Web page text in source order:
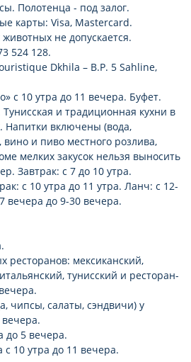
Полотенца - под залог.
карты: Visa, Mastercard.
не допускается.
524 128.
Dkhila – B.P. 5 Sahline,
с 10 утра до 11 вечера. Буфет.
и традиционная кухни в
Напитки включены (вода,
и пиво местного розлива,
мелких закусок нельзя выносить
Завтрак: с 7 до 10 утра.
с 10 утра до 11 утра. Ланч: с 12-
вечера до 9-30 вечера.
ресторанов: мексиканский,
тунисский и ресторан-
чипсы, салаты, сэндвичи) у
вечера.
до 5 вечера.
10 утра до 11 вечера.